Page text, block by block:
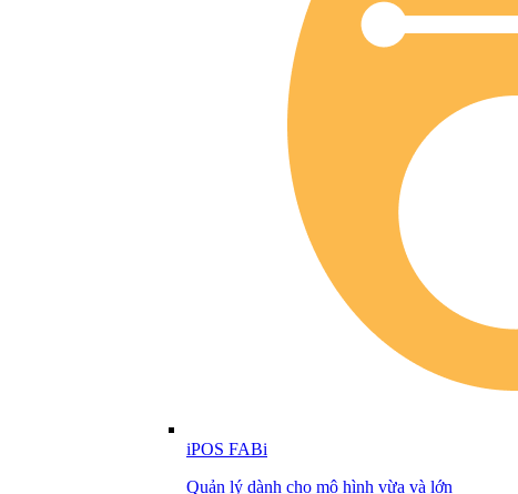
iPOS FABi
Quản lý dành cho mô hình vừa và lớn